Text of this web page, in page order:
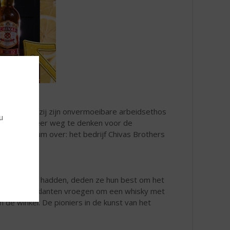
Dankzij zijn onvermoeibare arbeidsethos
hij niet meer weg te denken voor de
Imperium over: het bedrijf Chivas Brothers
voorraad hadden, deden ze hun best om het
Toen klanten vroegen om een whisky met
winkel. De pioniers in de kunst van het